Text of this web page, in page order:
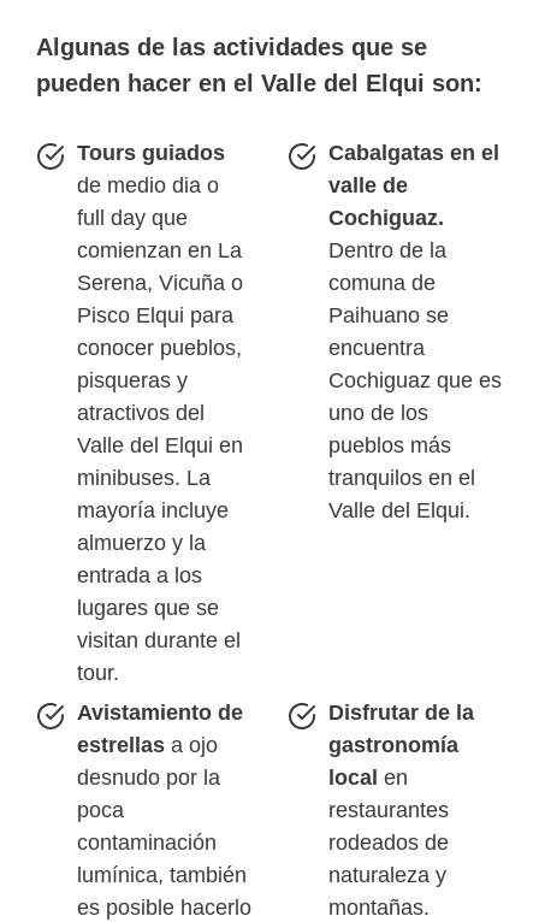
Algunas de las actividades que se
pueden hacer en el Valle del Elqui son:
Tours guiados
de medio dia o
full day que
comienzan en La
Serena, Vicuña o
Pisco Elqui para
conocer pueblos,
pisqueras y
atractivos del
Valle del Elqui en
minibuses. La
mayoría incluye
almuerzo y la
entrada a los
lugares que se
visitan durante el
tour.
Cabalgatas en el
valle de
Cochiguaz.
Dentro de la
comuna de
Paihuano se
encuentra
Cochiguaz que es
uno de los
pueblos más
tranquilos en el
Valle del Elqui.
Avistamiento de
estrellas a ojo
desnudo por la
poca
contaminación
lumínica, también
es posible hacerlo
Disfrutar de la
gastronomía
local en
restaurantes
rodeados de
naturaleza y
montañas.